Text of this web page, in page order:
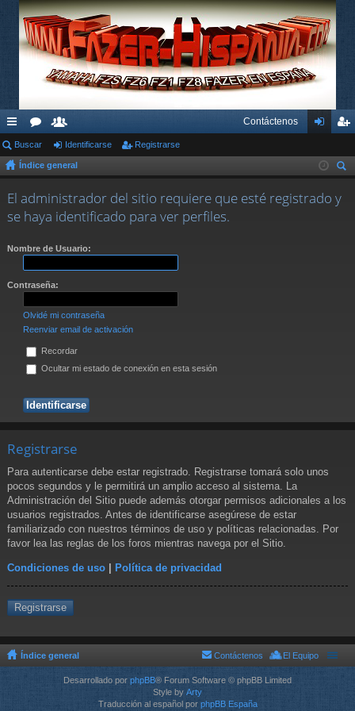
nl
ac
es
rá
s
or
os
su
ari
os
Contáctenos
nti
fic
ist
Buscar Identificarse Registrarse
Índice general
car
El administrador del sitio requiere que esté registrado y
se haya identificado para ver perfiles.
Nombre de Usuario:
Contraseña:
Olvidé mi contraseña
Reenviar email de activación
Recordar
Ocultar mi estado de conexión en esta sesión
Registrarse
Para autenticarse debe estar registrado. Registrarse tomará solo unos
pocos segundos y le permitirá un amplio acceso al sistema. La
Administración del Sitio puede además otorgar permisos adicionales a los
usuarios registrados. Antes de identificarse asegúrese de estar
familiarizado con nuestros términos de uso y políticas relacionadas. Por
favor lea las reglas de los foros mientras navega por el Sitio.
Condiciones de uso | Política de privacidad
Registrarse
Índice general El Equipo
Contáctenos
Desarrollado por phpBB® Forum Software © phpBB Limited
Style by Arty
Traducción al español por phpBB España